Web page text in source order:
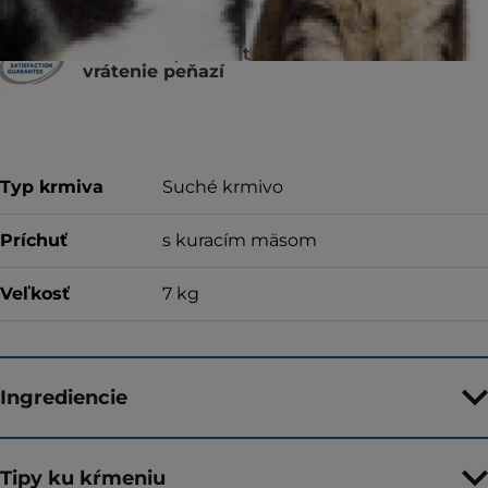
Za kvalitu, konzistenciu a chuť alebo za
vrátenie peňazí
Typ krmiva Suché krmivo
Príchuť s kuracím mäsom
Veľkosť 7 kg
Ingrediencie
Tipy ku kŕmeniu